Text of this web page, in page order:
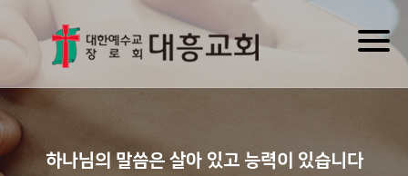
하나님의 말씀은 살아 있고 능력이 있습니다